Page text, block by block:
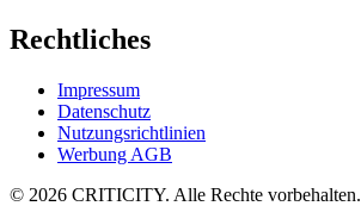
Rechtliches
Impressum
Datenschutz
Nutzungsrichtlinien
Werbung AGB
© 2026 CRITICITY. Alle Rechte vorbehalten.